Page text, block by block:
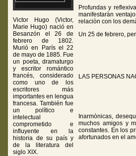
Victor Hugo (Victor,
Marie Hugo) nació en
Besanzón el 26 de
febrero de 1802.
Murió en París el 22
de mayo de 1885. Fue
un poeta, dramaturgo
y escritor romántico
francés, considerado
como uno de los
escritores más
importantes en lengua
francesa. También fue
un político e
intelectual
comprometido e
influyente en la
historia de su país y
de la literatura del
siglo XIX.
Profundas y
manifestaràn
relaciòn con los
Un 25 de febrero,
LAS PERSONAS
Inarmònicas,
muchos amigos y
constantes. En los
afortunados en el